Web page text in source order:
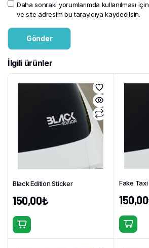
Daha sonraki yorumlarımda kullanılması
ve site adresim bu tarayıcıya kaydedilsin.
İlgili ürünler
Black Edition Sticker
150,00₺
Bu
ürünün
Fake
150,00
Bu
ürünün